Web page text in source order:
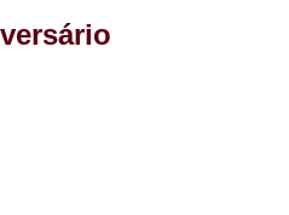
Kit Festa de
Kit Festa de
Kit Festa de Aniversário